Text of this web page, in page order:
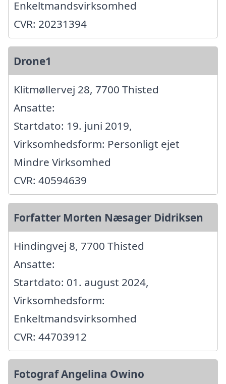
Enkeltmandsvirksomhed
CVR: 20231394
Drone1
Klitmøllervej 28, 7700 Thisted
Ansatte:
Startdato: 19. juni 2019,
Virksomhedsform: Personligt ejet
Mindre Virksomhed
CVR: 40594639
Forfatter Morten Næsager Didriksen
Hindingvej 8, 7700 Thisted
Ansatte:
Startdato: 01. august 2024,
Virksomhedsform:
Enkeltmandsvirksomhed
CVR: 44703912
Fotograf Angelina Owino